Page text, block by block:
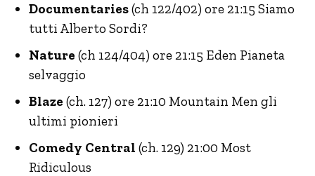
Documentaries(ch 122/402) ore 21:15 Siamo
tutti Alberto Sordi?
Nature (ch 124/404) ore 21:15 Eden Pianeta
selvaggio
Blaze (ch. 127) ore 21:10 Mountain Men gli
ultimi pionieri
Comedy Central (ch. 129) 21:00 Most
Ridiculous